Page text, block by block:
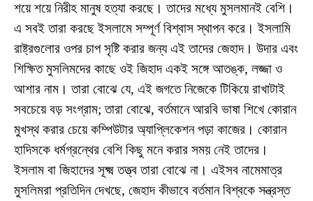
শয়ে শয়ে নিরীহ মানুষ হত্যা করছে। তাদের মধ্যে মুসলমান‌ই বেশি।
এ সবই তারা করছে ইসলামে সম্পূর্ণ বিশ্বাস স্থাপন করে। ইসলামি
রাষ্ট্রগুলোর ওপর চাপ সৃষ্টি করার জন্য এই তাদের জেহাদ। উদার এবং
শিক্ষিত মুসলিমদের কাছে ওই জিহাদ একই সঙ্গে আতঙ্ক, লজ্জা ও
আশার নাম। তারা বোঝে যে, এই জগতে নিজেকে টিকিয়ে রাখাটাই
সবচেয়ে বড় সংগ্রাম; তারা বোঝে, বর্তমানে আরবি ভাষা শিখে কোরান
মুখস্থ করার চেয়ে কম্পিউটার অ্যাপ্লিকেশন পড়া কাজের। কোরান
হাদিসকে ধর্মগ্রন্থের বেশি কিছু মনে করার সময় নেই তাদের।
ইসলাম বা জিহাদের সূক্ষ্ম তত্ত্ব তারা বোঝে না। এইসব নামেমাত্র
মুসলিমরা প্রতিদিন দেখছে, জেহাদ কীভাবে বর্তমান বিশ্বকে সন্ত্রস্ত